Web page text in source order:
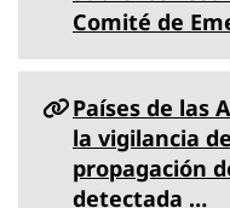
Comité de
Países de las
la vigilancia
propagación
detectada …